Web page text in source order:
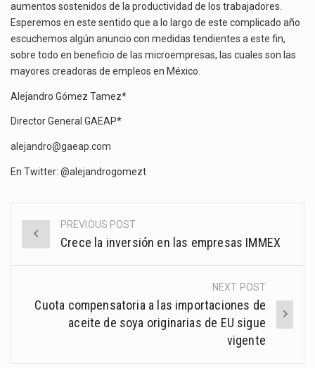
aumentos sostenidos de la productividad de los trabajadores.
Esperemos en este sentido que a lo largo de este complicado año
escuchemos algún anuncio con medidas tendientes a este fin,
sobre todo en beneficio de las microempresas, las cuales son las
mayores creadoras de empleos en México.
Alejandro Gómez Tamez*
Director General GAEAP*
alejandro@gaeap.com
En Twitter: @alejandrogomezt
Post
PREVIOUS POST
Crece la inversión en las empresas IMMEX
NEXT POST
Cuota compensatoria a las importaciones de
aceite de soya originarias de EU sigue
vigente